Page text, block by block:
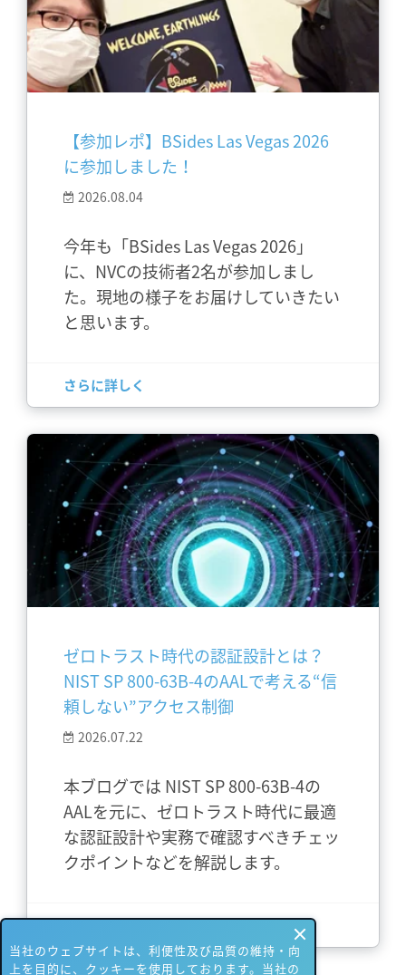
【参加レポ】BSides Las Vegas 2026
に参加しました！
2026.08.04
今年も「BSides Las Vegas 2026」
に、NVCの技術者2名が参加しまし
た。現地の様子をお届けしていきたい
と思います。
さらに詳しく
ゼロトラスト時代の認証設計とは？
NIST SP 800-63B-4のAALで考える“信
頼しない”アクセス制御
2026.07.22
本ブログでは NIST SP 800-63B-4の
AALを元に、ゼロトラスト時代に最適
な認証設計や実務で確認すべきチェッ
クポイントなどを解説します。
さらに詳しく
当社のウェブサイトは、利便性及び品質の維持・向
上を目的に、クッキーを使用しております。当社の